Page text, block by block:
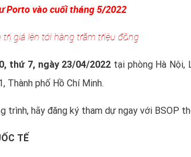
Porto vào cuối tháng 5/2022
giá lên tới hàng trăm triệu đồng
thứ 7, ngày 23/04/2022 tại phòng Hà Nội,
Thành phố Hồ Chí Minh.
trình, hãy đăng ký tham dự ngay với BSOP
TẾ